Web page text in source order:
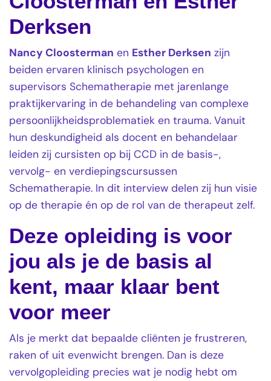
Derksen
Nancy Cloosterman en Esther Derksen zijn
beiden ervaren klinisch psychologen en
supervisors Schematherapie met jarenlange
praktijkervaring in de behandeling van complexe
persoonlijkheidsproblematiek en trauma. Vanuit
hun deskundigheid als docent en behandelaar
leiden zij cursisten op bij CCD in de basis-,
vervolg- en verdiepingscursussen
Schematherapie. In dit interview delen zij hun visie
op de therapie én op de rol van de therapeut zelf.
Deze opleiding is voor
jou als je de basis al
kent, maar klaar bent
voor meer
Als je merkt dat bepaalde cliënten je frustreren,
raken of uit evenwicht brengen. Dan is deze
vervolgopleiding precies wat je nodig hebt om